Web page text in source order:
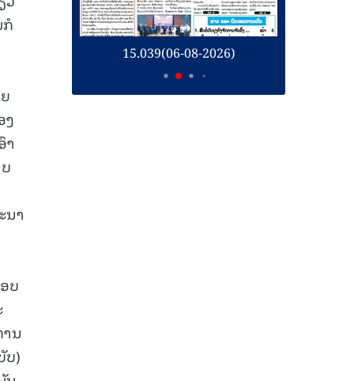
ງ
າ
ນາ
ບ
ນ
ບ)
15.038(05-08-2026)